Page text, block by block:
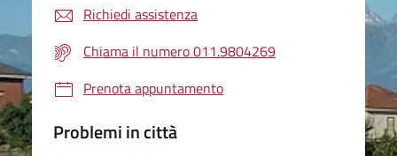
Richiedi assistenza
Chiama il numero 011.9804269
Prenota appuntamento
Problemi in città